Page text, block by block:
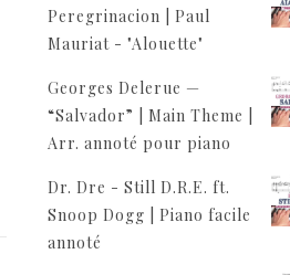
Peregrinacion | Paul
Mauriat - "Alouette"
Georges Delerue —
“Salvador” | Main Theme |
Arr. annoté pour piano
Dr. Dre - Still D.R.E. ft.
Snoop Dogg | Piano facile
annoté